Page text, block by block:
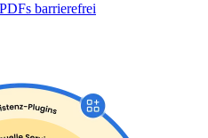
barrierefrei